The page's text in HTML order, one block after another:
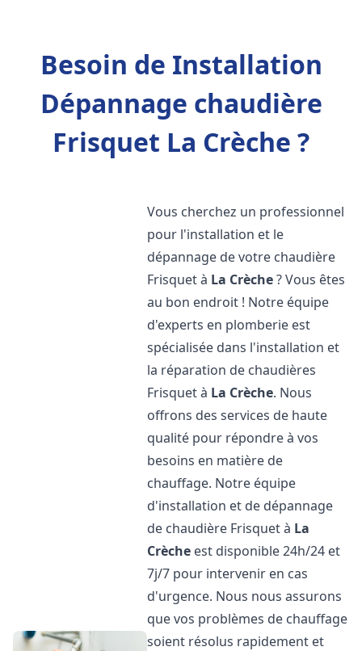
Besoin de Installation
Dépannage chaudière
Frisquet La Crèche ?
Vous cherchez un professionnel
pour l'installation et le
dépannage de votre chaudière
Frisquet à La Crèche? Vous êtes
au bon endroit ! Notre équipe
d'experts en plomberie est
spécialisée dans l'installation et
la réparation de chaudières
Frisquet à La Crèche. Nous
offrons des services de haute
qualité pour répondre à vos
besoins en matière de
chauffage. Notre équipe
d'installation et de dépannage
de chaudière Frisquet à La
Crèche est disponible 24h/24 et
7j/7 pour intervenir en cas
d'urgence. Nous nous assurons
que vos problèmes de chauffage
soient résolus rapidement et